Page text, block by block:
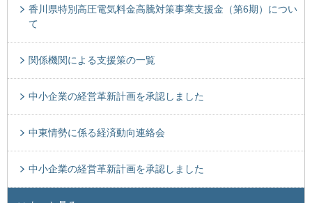
香川県特別高圧電気料金高騰対策事業支援金（第6期）につい
て
関係機関による支援策の一覧
中小企業の経営革新計画を承認しました
中東情勢に係る経済動向連絡会
中小企業の経営革新計画を承認しました